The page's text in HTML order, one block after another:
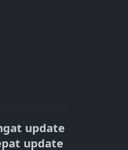
update
update